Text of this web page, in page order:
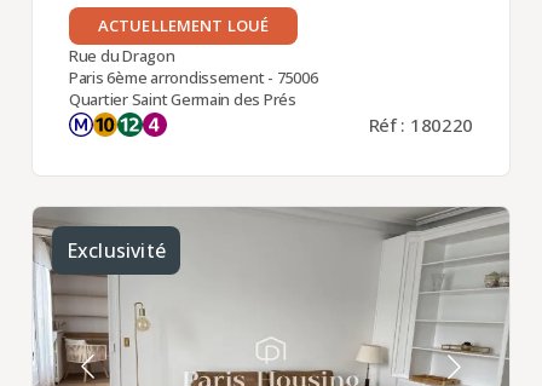
ACTUELLEMENT LOUÉ
Rue du Dragon
Paris 6ème arrondissement - 75006
Quartier Saint Germain des Prés
Réf : 180220
Exclusivité